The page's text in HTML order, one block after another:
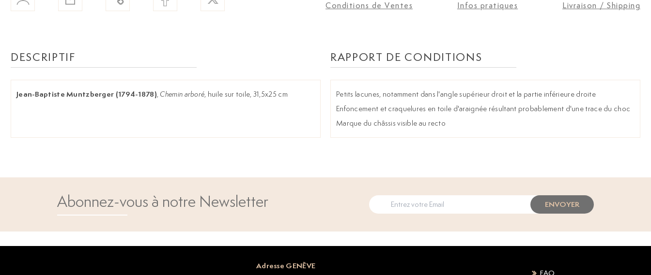
Conditions de Ventes Infos pratiques Livraison / Shipping
DESCRIPTIF
Jean-Baptiste Muntzberger (1794-1878), Chemin arboré, huile sur toile, 31,5x25 cm
RAPPORT DE CONDITIONS
Petits lacunes, notamment dans l'angle supérieur droit et la partie inférieure droite
Enfoncement et craquelures en toile d'araignée résultant probablement d'une trace du choc
Marque du châssis visible au recto
Abonnez-vous à notre Newsletter ENVOYER
Adresse GENÈVE
FAQ